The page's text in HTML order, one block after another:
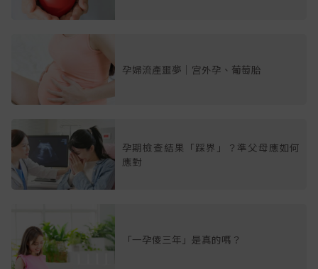
孕婦流產噩夢｜宫外孕、葡萄胎
孕期檢查結果「踩界」？準父母應如何
應對
「一孕傻三年」是真的嗎？